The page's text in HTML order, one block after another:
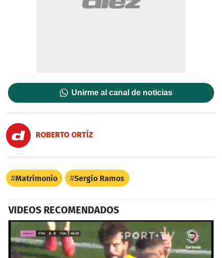
Unirme al canal de noticias
ROBERTO ORTÍZ
Matrimonio Sergio Ramos
VIDEOS RECOMENDADOS